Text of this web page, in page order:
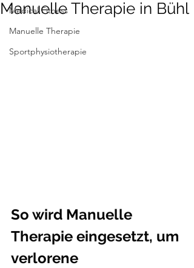
Medical Fitness
Manuelle Therapie
Sportphysiotherapie
Manuelle Therapie in Bühl
So wird Manuelle
Therapie eingesetzt, um
verlorene